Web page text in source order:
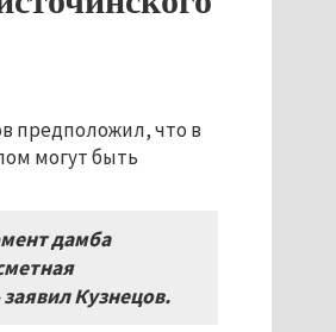
предположил, что в
могут быть
дамба
Кузнецов.